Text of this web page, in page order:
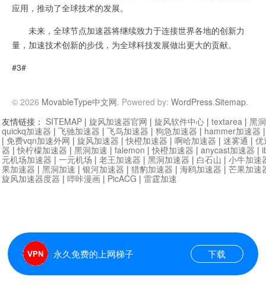
应用，推动了全球技术的发展。
未来，全球节点加速器将继续致力于连接世界各地的创新力
量，加速技术创新的步伐，为全球科技发展做出更大的贡献。
#3#
© 2026 MovableType中文网. Powered by: WordPress.Sitemap.
永久免费的上网梯子 下载
友情链接： SITEMAP | 旋风加速器官网 | 旋风软件中心 | textarea | 黑
quickq加速器 | 飞驰加速器 | 飞鸟加速器 | 狗急加速器 | hammer加速器
| 免费vqn加速外网 | 旋风加速器 |快橙加速器 | 啊哈加速器 | 迷雾通 | 优
器 |快柠檬加速器 | 黑洞加速 | falemon |快橙加速器 | anycast加速器 |
元机场加速器 | 一元机场 | 老王加速器 | 黑洞加速器 | 白石山 | 小牛加速
果加速器 | 黑洞加速 | 银河加速器 | 猎豹加速器 | 海鸥加速器 | 芒果加速
旋风加速器度器 | 哔咔漫画 | PicACG | 雷霆加速